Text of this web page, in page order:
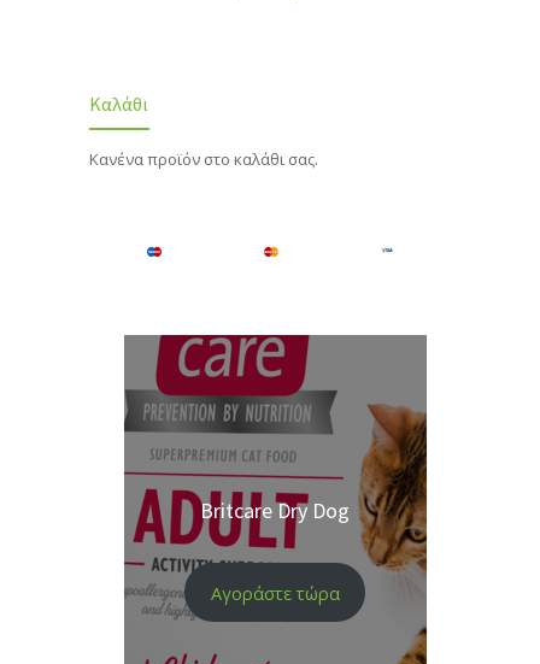
Καλάθι
Κανένα προϊόν στο καλάθι σας.
Britcare Dry Dog
Αγοράστε τώρα